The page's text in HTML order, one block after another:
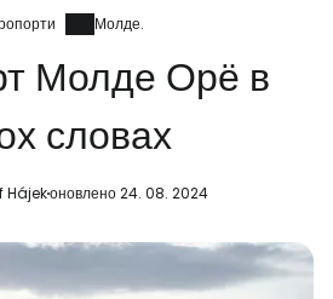
Молде.
Молде Орё в
словах
Hájekоновлено 24. 08. 2024
спільнота
з Google
у Facebook